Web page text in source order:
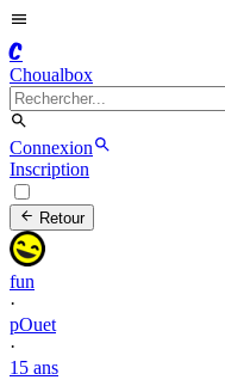
C
Choualbox
Connexion
Inscription
Retour
fun
·
pOuet
·
15 ans